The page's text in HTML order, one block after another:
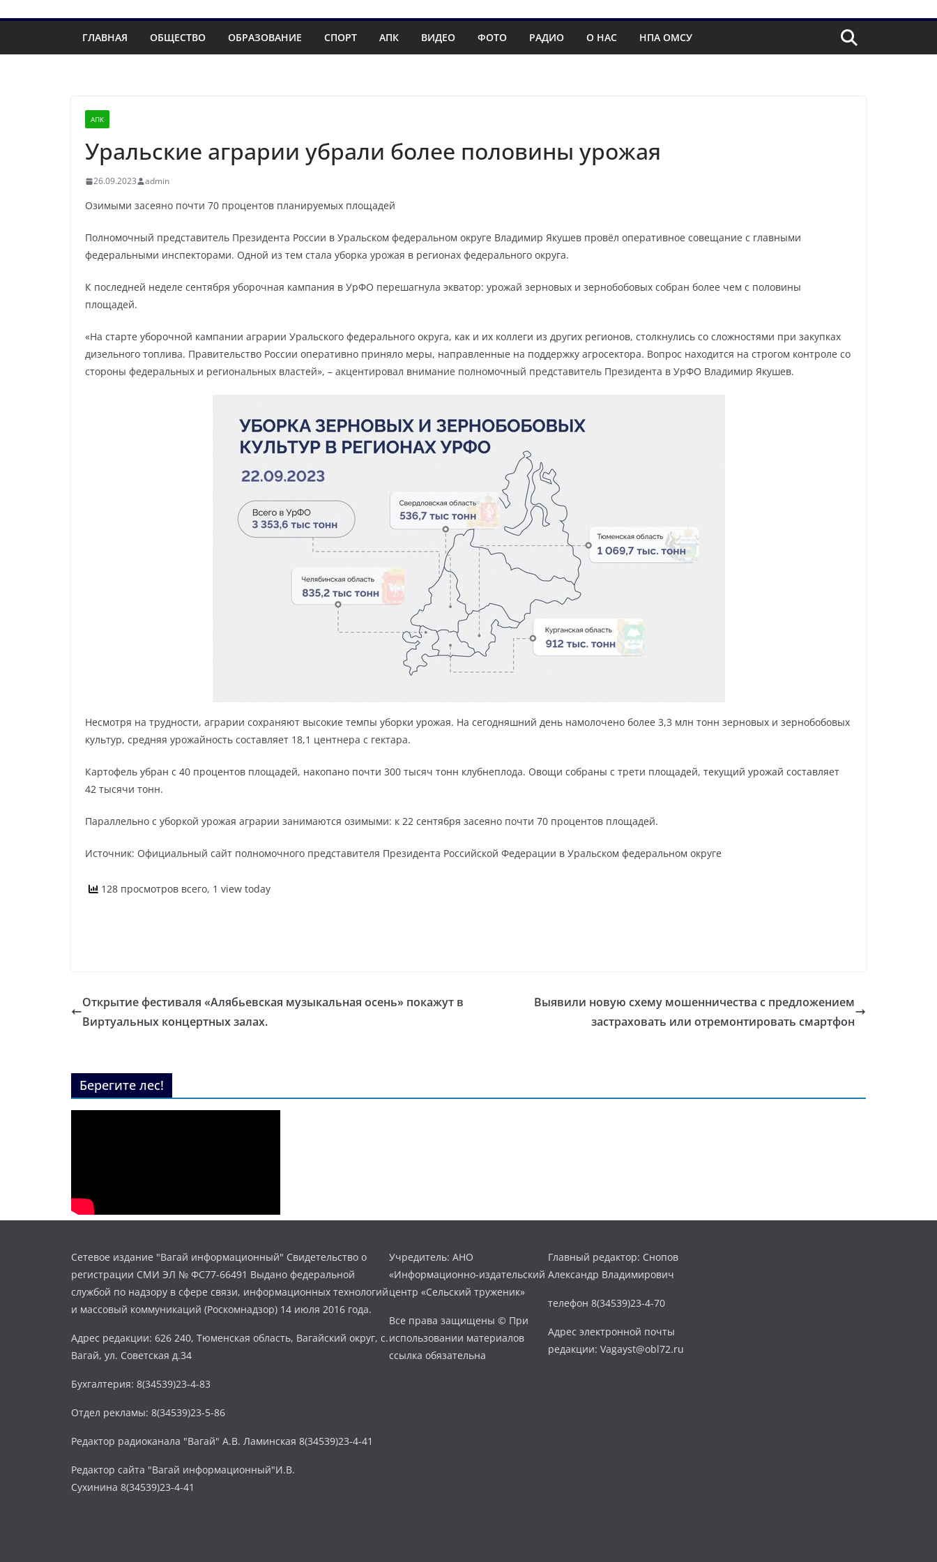
ГЛАВНАЯ ОБЩЕСТВО ОБРАЗОВАНИЕ СПОРТ АПК ВИДЕО ФОТО РАДИО О НАС НПА ОМСУ
АПК
Уральские аграрии убрали более половины урожая
26.09.2023 admin
Озимыми засеяно почти 70 процентов планируемых площадей
Полномочный представитель Президента России в Уральском федеральном округе Владимир Якушев провёл оперативное совещание с главными
федеральными инспекторами. Одной из тем стала уборка урожая в регионах федерального округа.
К последней неделе сентября уборочная кампания в УрФО перешагнула экватор: урожай зерновых и зернобобовых собран более чем с половины
площадей.
«На старте уборочной кампании аграрии Уральского федерального округа, как и их коллеги из других регионов, столкнулись со сложностями при закупках
дизельного топлива. Правительство России оперативно приняло меры, направленные на поддержку агросектора. Вопрос находится на строгом контроле со
стороны федеральных и региональных властей», – акцентировал внимание полномочный представитель Президента в УрФО Владимир Якушев.
Несмотря на трудности, аграрии сохраняют высокие темпы уборки урожая. На сегодняшний день намолочено более 3,3 млн тонн зерновых и зернобобовых
культур, средняя урожайность составляет 18,1 центнера с гектара.
Картофель убран с 40 процентов площадей, накопано почти 300 тысяч тонн клубнеплода. Овощи собраны с трети площадей, текущий урожай составляет
42 тысячи тонн.
Параллельно с уборкой урожая аграрии занимаются озимыми: к 22 сентября засеяно почти 70 процентов площадей.
Источник: Официальный сайт полномочного представителя Президента Российской Федерации в Уральском федеральном округе
128 просмотров всего, 1 view today
Открытие фестиваля «Алябьевская музыкальная осень» покажут в
Виртуальных концертных залах.
Выявили новую схему мошенничества с предложением
застраховать или отремонтировать смартфон
Берегите лес!
Сетевое издание "Вагай информационный" Свидетельство о
регистрации СМИ ЭЛ № ФС77-66491 Выдано федеральной
службой по надзору в сфере связи, информационных технологий
и массовый коммуникаций (Роскомнадзор) 14 июля 2016 года.
Адрес редакции: 626 240, Тюменская область, Вагайский округ, с.
Вагай, ул. Советская д.34
Бухгалтерия: 8(34539)23-4-83
Отдел рекламы: 8(34539)23-5-86
Редактор радиоканала "Вагай" А.В. Ламинская 8(34539)23-4-41
Редактор сайта "Вагай информационный"И.В.
Сухинина 8(34539)23-4-41
Учредитель: АНО
«Информационно-издательский
центр «Сельский труженик»
Все права защищены © При
использовании материалов
ссылка обязательна
Главный редактор: Снопов
Александр Владимирович
телефон 8(34539)23-4-70
Адрес электронной почты
редакции: Vagayst@obl72.ru